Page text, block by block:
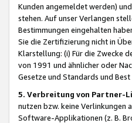
Kunden angemeldet werden)
stehen. Auf unser Verlangen
Bestimmungen eingehalten
Sie die Zertifizierung nicht in
Klarstellung: (i) Für die Zwecke
von 1991 und ähnlicher oder
Gesetze und Standards und
5. Verbreitung von Partner-
nutzen bzw. keine Verlinkungen
Software-Applikationen (z. B.